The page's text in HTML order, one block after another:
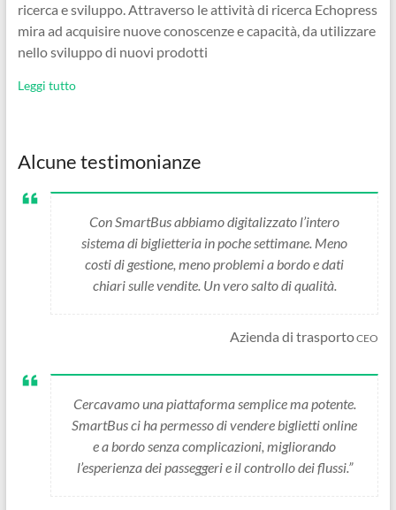
ricerca e sviluppo. Attraverso le attività di ricerca Echopress
mira ad acquisire nuove conoscenze e capacità, da utilizzare
nello sviluppo di nuovi prodotti
Leggi tutto
Alcune testimonianze
Con SmartBus abbiamo digitalizzato l’intero
sistema di biglietteria in poche settimane. Meno
costi di gestione, meno problemi a bordo e dati
chiari sulle vendite. Un vero salto di qualità.
Azienda di trasportoCEO
Cercavamo una piattaforma semplice ma potente.
SmartBus ci ha permesso di vendere biglietti online
e a bordo senza complicazioni, migliorando
l’esperienza dei passeggeri e il controllo dei flussi.”